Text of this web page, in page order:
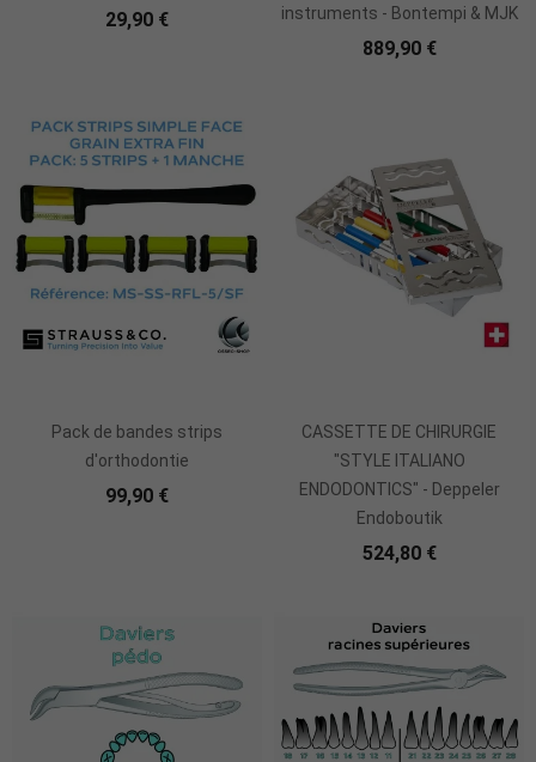
29,90 €
instruments - Bontempi & MJK
889,90 €
Pack de bandes strips
d'orthodontie
99,90 €
CASSETTE DE CHIRURGIE
"STYLE ITALIANO
ENDODONTICS" - Deppeler
Endoboutik
524,80 €